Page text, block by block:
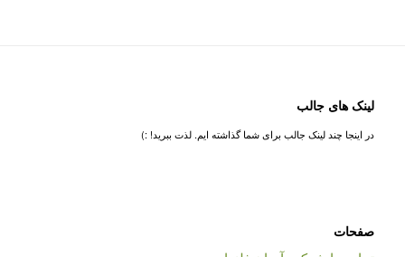
لینک های جالب
در اینجا چند لینک جالب برای شما گذاشته ایم. لذت ببرید! :)
صفحات